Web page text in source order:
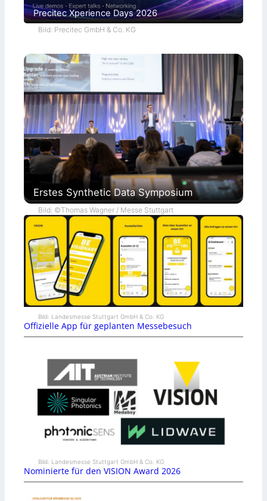
Precitec Xperience Days 2026
Bild: Precitec GmbH & Co. KG
Erstes Synthetic Data Symposium
Bild: ©Thomas Wagner / Messe Stuttgart
Bild: Landesmesse Stuttgart GmbH & Co. KG
Offizielle App für geplanten Messebesuch
Bild: Landesmesse Stuttgart GmbH & Co. KG
Nominierte für den VISION Award 2026